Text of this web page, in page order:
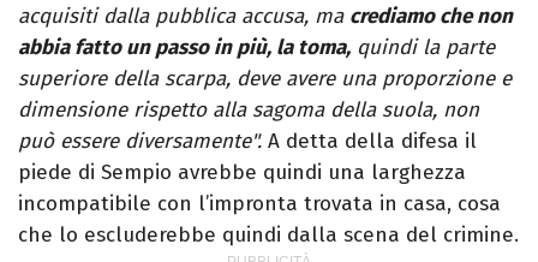
acquisiti dalla pubblica accusa, ma crediamo che non
abbia fatto un passo in più, la toma, quindi la parte
superiore della scarpa, deve avere una proporzione e
dimensione rispetto alla sagoma della suola, non
può essere diversamente". A detta della difesa il
piede di Sempio avrebbe quindi una larghezza
incompatibile con l’impronta trovata in casa, cosa
che lo escluderebbe quindi dalla scena del crimine.